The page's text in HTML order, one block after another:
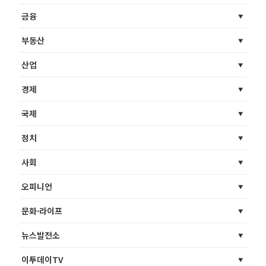
금융
부동산
산업
경제
국제
정치
사회
오피니언
문화·라이프
뉴스발전소
이투데이TV